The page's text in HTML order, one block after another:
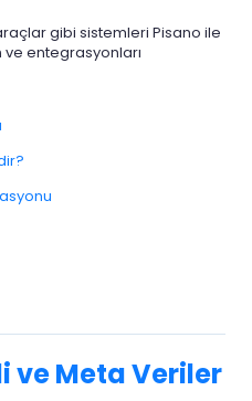
gibi sistemleri Pisano ile
ve entegrasyonları
ve Meta Veriler